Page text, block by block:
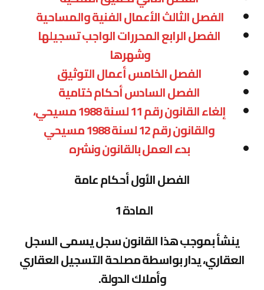
الفصل الثالث الأعمال الفنية والمساحية
الفصل الرابع المحررات الواجب تسجيلها
وشهرها
الفصل الخامس أعمال التوثيق
الفصل السادس أحكام ختامية
إلغاء القانون رقم 11 لسنة 1988 مسيحي،
والقانون رقم 12 لسنة 1988 مسيحي
بدء العمل بالقانون ونشره
الفصل الأول أحكام عامة
المادة 1
ينشأ بموجب هذا القانون سجل يسمى السجل
العقاري، يدار بواسطة مصلحة التسجيل العقاري
وأملاك الدولة.